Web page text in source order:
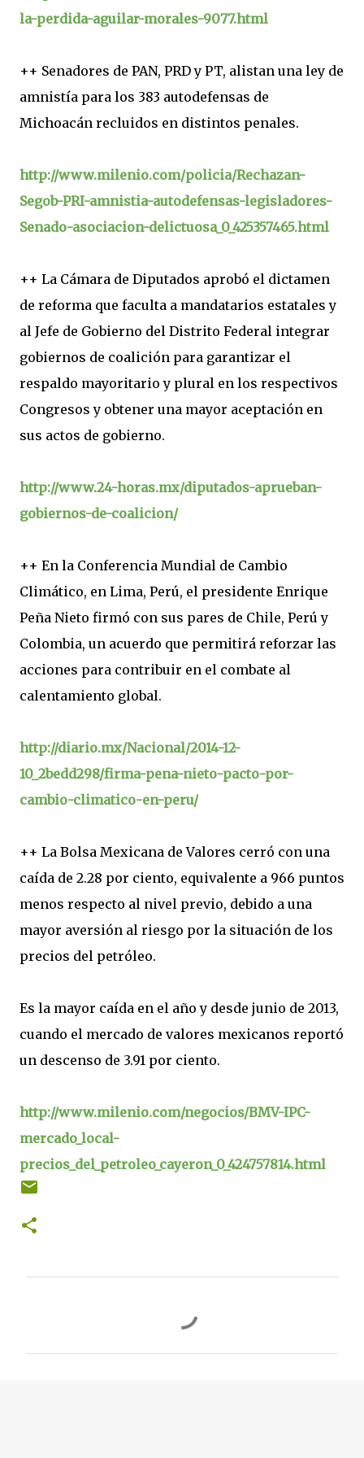
la-perdida-aguilar-morales-9077.html
++ Senadores de PAN, PRD y PT, alistan una ley de
amnistía para los 383 autodefensas de
Michoacán recluidos en distintos penales.
http://www.milenio.com/policia/Rechazan-
Segob-PRI-amnistia-autodefensas-legisladores-
Senado-asociacion-delictuosa_0_425357465.html
++ La Cámara de Diputados aprobó el dictamen
de reforma que faculta a mandatarios estatales y
al Jefe de Gobierno del Distrito Federal integrar
gobiernos de coalición para garantizar el
respaldo mayoritario y plural en los respectivos
Congresos y obtener una mayor aceptación en
sus actos de gobierno.
http://www.24-horas.mx/diputados-aprueban-
gobiernos-de-coalicion/
++ En la Conferencia Mundial de Cambio
Climático, en Lima, Perú, el presidente Enrique
Peña Nieto firmó con sus pares de Chile, Perú y
Colombia, un acuerdo que permitirá reforzar las
acciones para contribuir en el combate al
calentamiento global.
http://diario.mx/Nacional/2014-12-
10_2bedd298/firma-pena-nieto-pacto-por-
cambio-climatico-en-peru/
++ La Bolsa Mexicana de Valores cerró con una
caída de 2.28 por ciento, equivalente a 966 puntos
menos respecto al nivel previo, debido a una
mayor aversión al riesgo por la situación de los
precios del petróleo.
Es la mayor caída en el año y desde junio de 2013,
cuando el mercado de valores mexicanos reportó
un descenso de 3.91 por ciento.
http://www.milenio.com/negocios/BMV-IPC-
mercado_local-
precios_del_petroleo_cayeron_0_424757814.html